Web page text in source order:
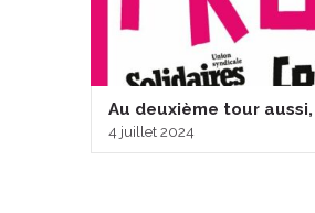
Au deuxième tour
4 juillet 2024